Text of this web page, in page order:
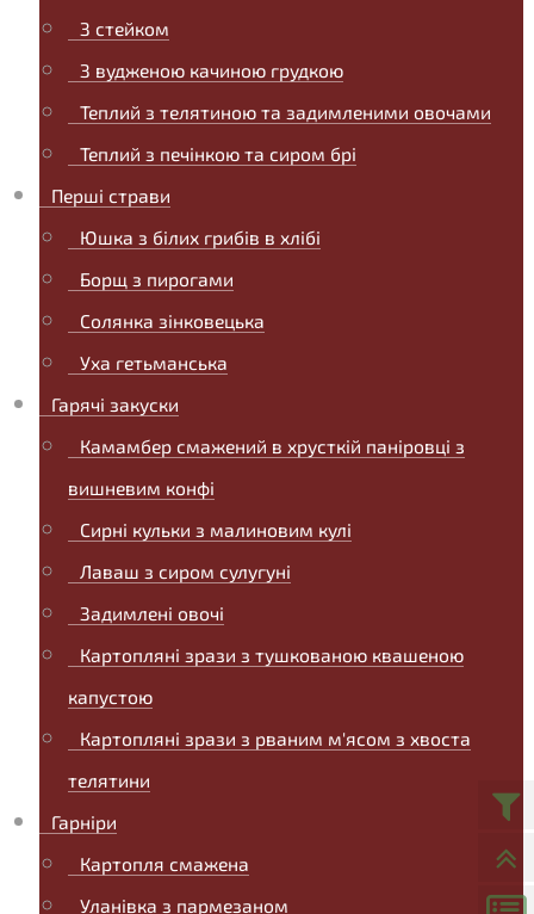
З стейком
З вудженою качиною грудкою
Теплий з телятиною та задимленими овочами
Теплий з печінкою та сиром брі
Перші страви
Юшка з білих грибів в хлібі
Борщ з пирогами
Солянка зінковецька
Уха гетьманська
Гарячі закуски
Камамбер смажений в хрусткій паніровці з
вишневим конфі
Сирні кульки з малиновим кулі
Лаваш з сиром сулугуні
Задимлені овочі
Картопляні зрази з тушкованою квашеною
капустою
Картопляні зрази з рваним м'ясом з хвоста
телятини
Гарніри
Картопля смажена
Уланівка з пармезаном